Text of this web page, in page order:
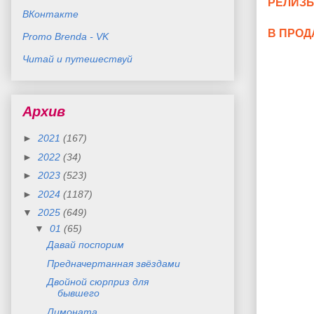
В
ВКонтакте
Promo Brenda - VK
Читай и путешествуй
Архив
► 2021 (167)
► 2022 (34)
► 2023 (523)
► 2024 (1187)
▼ 2025 (649)
▼ 01 (65)
Давай поспорим
Предначертанная звёздами
Двойной сюрприз для
бывшего
Лимоната